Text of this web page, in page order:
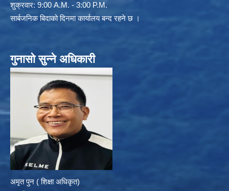
शुक्रवार: 9:00 A.M. - 3:00 P.M.
सार्बजनिक बिदाको दिनमा कार्यालय बन्द रहने छ ।
गुनासो सुन्ने अधिकारी
अमृत पुन ( शिक्षा अधिकृत)